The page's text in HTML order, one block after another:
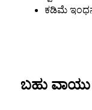
ಕಡಿಮೆ
ಬಹು ವಾಯು